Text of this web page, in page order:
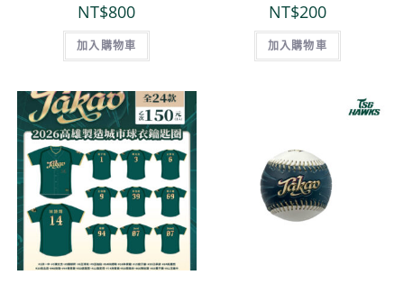
NT$800
加入購物車
NT$200
加入購物車